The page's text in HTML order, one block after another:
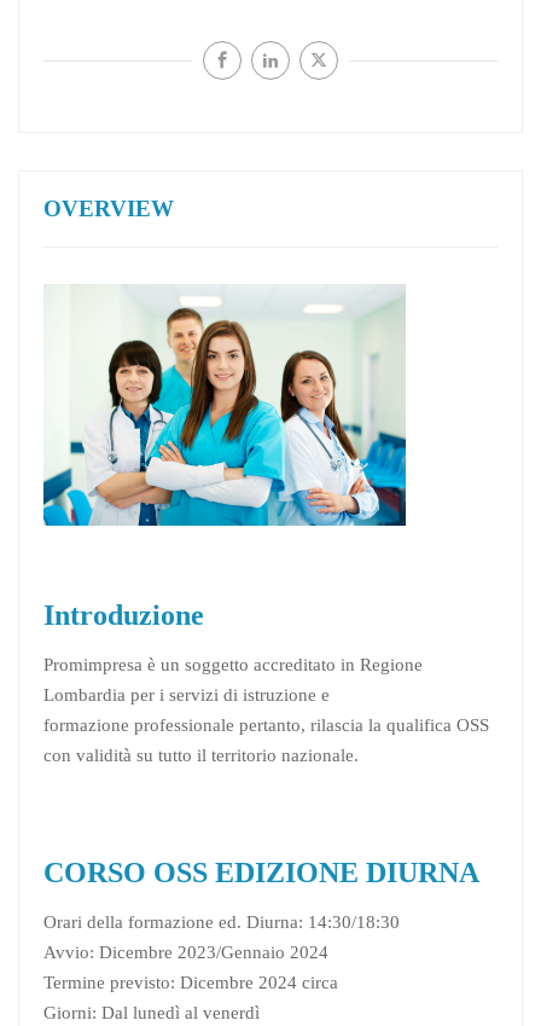
OVERVIEW
Introduzione
Promimpresa è un soggetto accreditato in Regione
Lombardia per i servizi di istruzione e
formazione professionale pertanto, rilascia la qualifica OSS
con validità su tutto il territorio nazionale.
CORSO OSS EDIZIONE DIURNA
Orari della formazione ed. Diurna: 14:30/18:30
Avvio: Dicembre 2023/Gennaio 2024
Termine previsto: Dicembre 2024 circa
Giorni: Dal lunedì al venerdì